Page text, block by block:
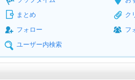
まとめ
ク
フォロー
フ
ユーザー内検索